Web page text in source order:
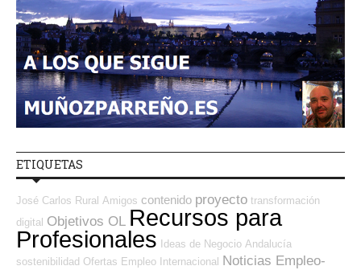
ETIQUETAS
José Carlos Rural Amigos contenido proyecto transformación
digital Objetivos OL Recursos para
Profesionales
Ideas de Negocio Andalucía
sostenibilidad Ofertas Empleo Internacional
Noticias Empleo-